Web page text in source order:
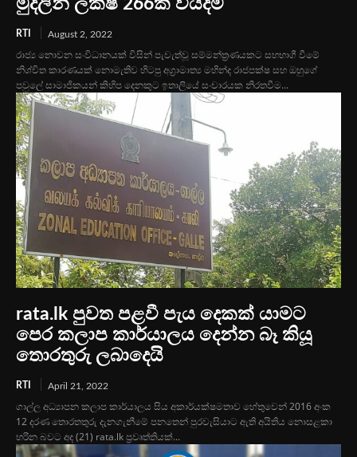
මුදලින් ලක්ෂ 266ක් වියදම්
RTI August 2, 2022
රාජ්‍ය නොවන සංවිධානයක් විසින් පැවැත්වූ සම්මන්ත්‍රණයකට සහභාගී වීමේ
නිශ්චිත කාරණයක් නොමැතිව හිටපු අග්‍රාමාත්‍ය මහින්ද රාජපක්ෂ සහ ඔහුගේ
පවුලේ සාමාජිකයන් කිහිප දෙනකුට ඉතාලියේ සංචාරයක නිරතවීම...
rata.lk පුවත පළවී පැය දෙකක් යාමට
පෙර කලාප කාර්යාලය දෙන්න බෑ කියූ
තොරතුරු ලබාදෙයි
RTI April 21, 2022
ගාල්ල අධ්‍යාපන කලාප කාර්යාලය සිය අකාර්යක්ෂමතාව හේතුවෙන් 2016 අංක
12 දරණ තොරතතුරු දැනගැනීමේ පනතෙන් පුරවැසියාට ඇති අයිතිය නොසළකා
හරින බවට අද (21) rata.lk ප්‍රවෘත්තියක්...